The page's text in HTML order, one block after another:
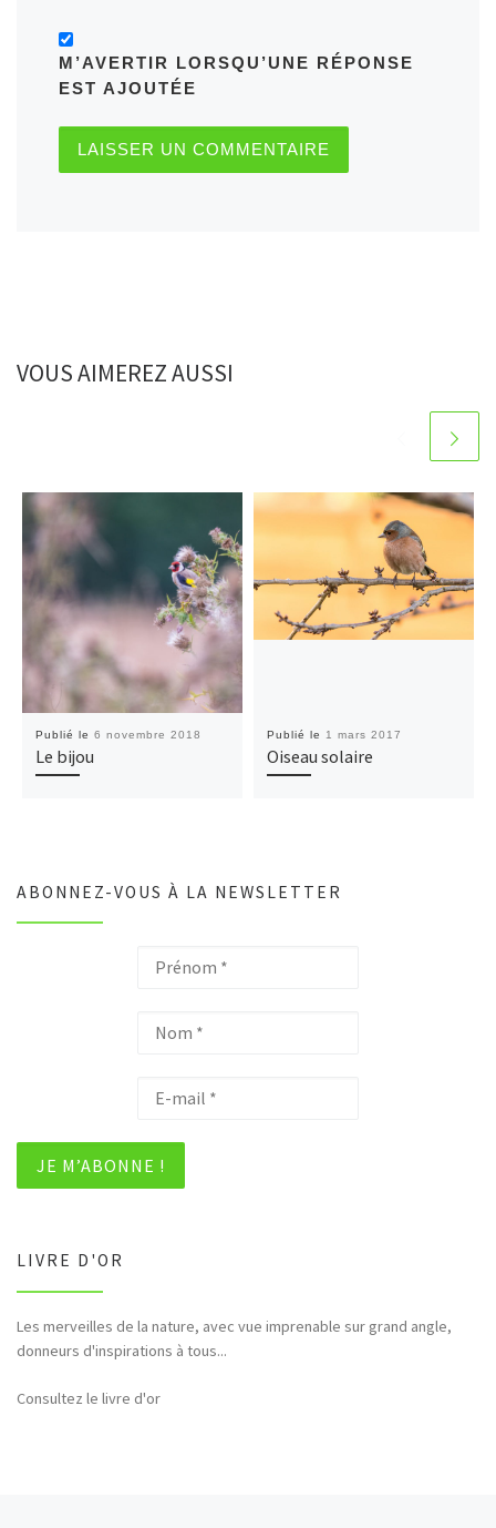
M’AVERTIR LORSQU’UNE RÉPONSE
EST AJOUTÉE
VOUS AIMEREZ AUSSI
Publié le 6 novembre 2018
Le bijou
Publié le 1 mars 2017
Oiseau solaire
ABONNEZ-VOUS À LA NEWSLETTER
LIVRE D'OR
Les merveilles de la nature, avec vue imprenable sur grand angle,
donneurs d'inspirations à tous...
Bonjour et merci pour tous ces hommages rendus à la nature (faune,
flore,etc...)
Consultez le livre d'or